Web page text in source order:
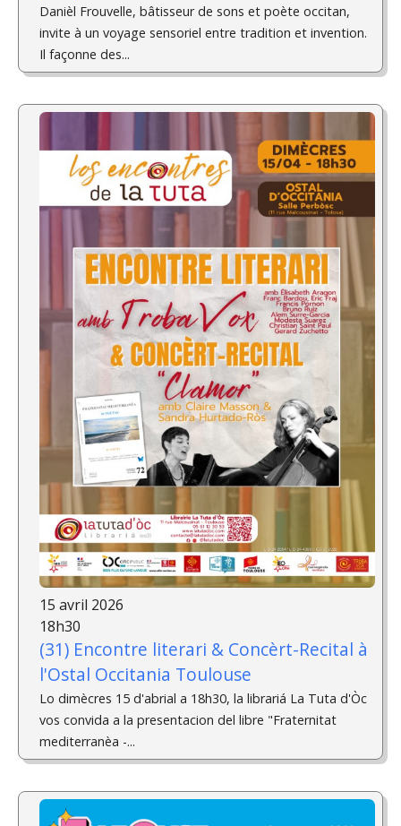
Danièl Frouvelle, bâtisseur de sons et poète occitan,
invite à un voyage sensoriel entre tradition et invention.
Il façonne des...
15 avril 2026
18h30
(31) Encontre literari & Concèrt-Recital ­à
l'Ostal Occitania Toulouse
Lo dimècres 15 d'abrial a 18h30, la librariá La Tuta d'Òc
vos convida a la presentacion del libre "Fraternitat
mediterranèa -...